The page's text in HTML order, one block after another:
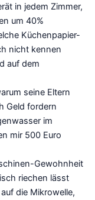
in jedem Zimmer,
um 40%
Küchenpapier-
nicht kennen
auf dem
seine Eltern
Geld fordern
im
mir 500 Euro
Gewohnheit
riechen lässt
die Mikrowelle,